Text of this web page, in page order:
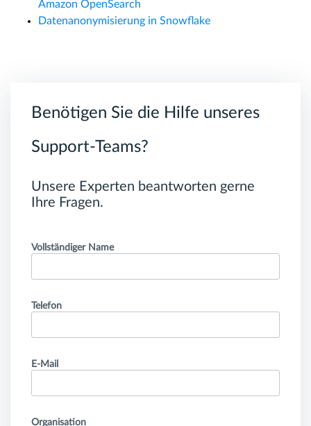
Amazon OpenSearch
Datenanonymisierung in Snowflake
Benötigen Sie die Hilfe unseres
Support-Teams?
Unsere Experten beantworten gerne
Ihre Fragen.
Vollständiger Name
Telefon
E-Mail
Organisation